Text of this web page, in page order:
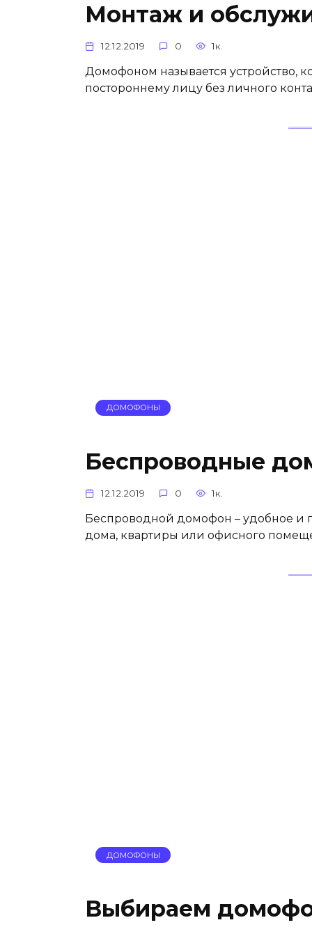
Монтаж и
12.12.2019 0 1к.
Домофоном называется устройство,
постороннему лицу без личного
ДОМОФОНЫ
Беспроводные
12.12.2019 0 1к.
Беспроводной домофон – удобное и
дома, квартиры или офисного
ДОМОФОНЫ
Выбираем